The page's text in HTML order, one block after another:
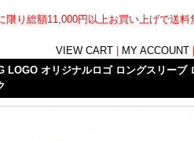
り総額11,000円以上お買い上げで送
VIEW CART
MY ACCOUNT
LOGO オリジナルロゴ ロングスリーブ